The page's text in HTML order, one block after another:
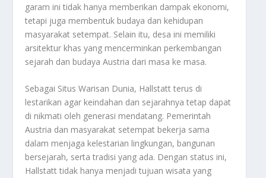
garam ini tidak hanya memberikan dampak ekonomi,
tetapi juga membentuk budaya dan kehidupan
masyarakat setempat. Selain itu, desa ini memiliki
arsitektur khas yang mencerminkan perkembangan
sejarah dan budaya Austria dari masa ke masa.
Sebagai Situs Warisan Dunia, Hallstatt terus di
lestarikan agar keindahan dan sejarahnya tetap dapat
di nikmati oleh generasi mendatang. Pemerintah
Austria dan masyarakat setempat bekerja sama
dalam menjaga kelestarian lingkungan, bangunan
bersejarah, serta tradisi yang ada. Dengan status ini,
Hallstatt tidak hanya menjadi tujuan wisata yang